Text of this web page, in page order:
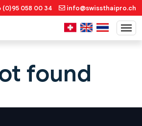
(0)95 058 00 34 info@swissthaipro.ch
found